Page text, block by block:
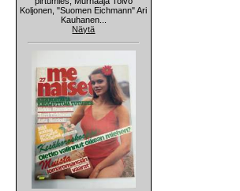
Koljonen, "Suomen Eichmann" Ari
Kauhanen...
Näytä